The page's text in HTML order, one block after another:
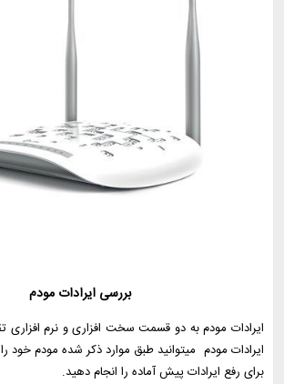
بررسی ایرادات مودم
ایرادات مودم به دو قسمت سخت افزاری و نرم افزاری
ایرادات مودم میتوانید طبق موارد ذکر شده مودم خود
برای رفع ایرادات پیش آماده را انجام دهید.